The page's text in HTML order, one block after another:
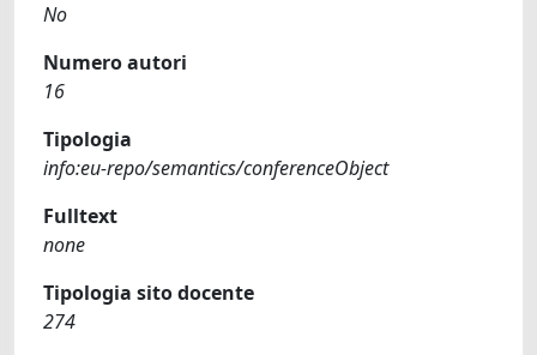
No
Numero autori
16
Tipologia
info:eu-repo/semantics/conferenceObject
Fulltext
none
Tipologia sito docente
274